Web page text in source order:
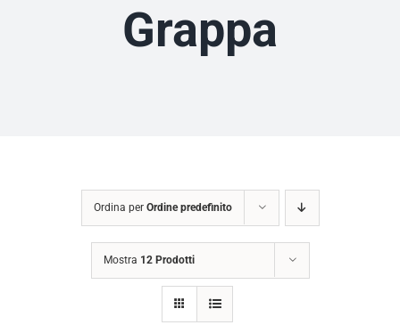
Grappa
Ordina per Ordine predefinito
Mostra 12 Prodotti